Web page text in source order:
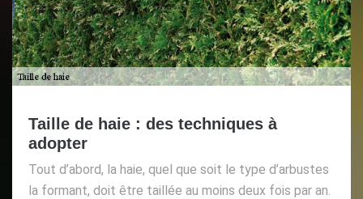
Taille de haie : des techniques à
adopter
Tout d’abord, la haie, quel que soit le type d’arbustes
la formant, doit être taillée au moins deux fois par an.